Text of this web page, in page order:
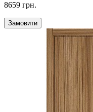
8659 грн.
Замовити